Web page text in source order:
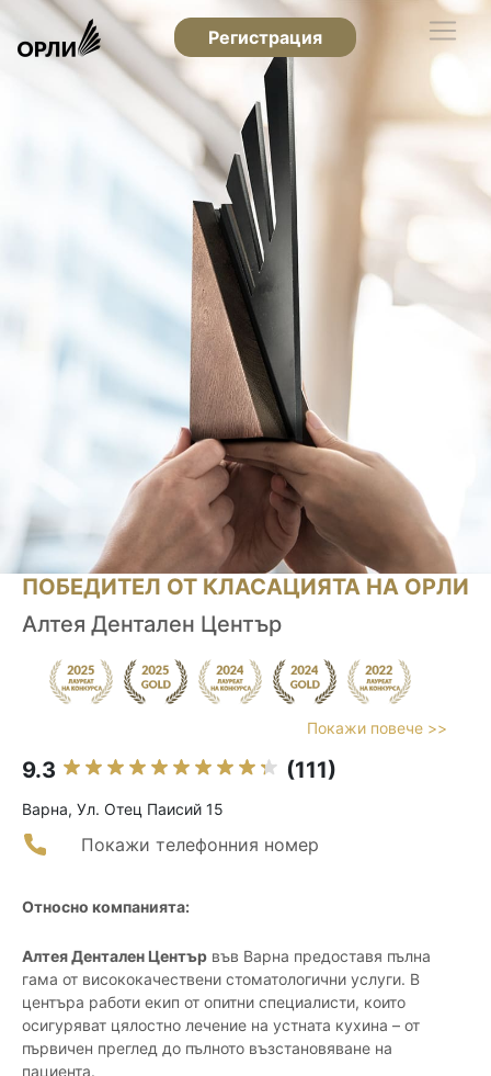
Регистрация
ПОБЕДИТЕЛ ОТ КЛАСАЦИЯТА НА ОРЛИ
Алтея Дентален Център
Покажи повече >>
9.3 (111)
Варна, Ул. Отец Паисий 15
Покажи телефонния номер
Относно компанията:
Алтея Дентален Център във Варна предоставя пълна
гама от висококачествени стоматологични услуги. В
центъра работи екип от опитни специалисти, които
осигуряват цялостно лечение на устната кухина – от
първичен преглед до пълното възстановяване на
пациента.